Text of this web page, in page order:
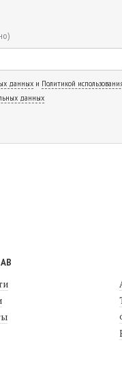
данных и Политикой
данных